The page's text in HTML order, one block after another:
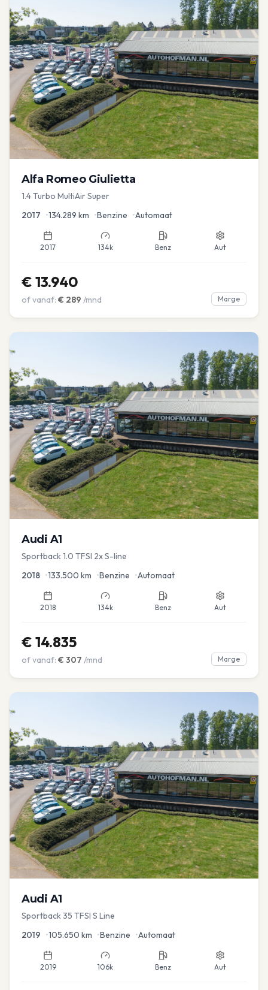
Alfa Romeo Giulietta
1.4 Turbo MultiAir Super
2017 •134.289 km •Benzine •Automaat
2017 134k Benz Aut
€ 13.940
of vanaf: € 289 /mnd Marge
Audi A1
Sportback 1.0 TFSI 2x S-line
2018 •133.500 km •Benzine •Automaat
2018 134k Benz Aut
€ 14.835
of vanaf: € 307 /mnd Marge
Audi A1
Sportback 35 TFSI S Line
2019 •105.650 km •Benzine •Automaat
2019 106k Benz Aut